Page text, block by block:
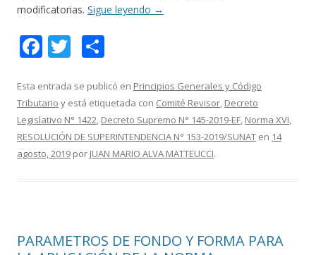
modificatorias. Sigue leyendo →
F
e
b
o
o
T
itt
er
m
p
ar
ti
Esta entrada se publicó en Principios Generales y Código
Tributario y está etiquetada con Comité Revisor, Decreto
Legislativo N° 1422, Decreto Supremo N° 145-2019-EF, Norma XVI,
RESOLUCIÓN DE SUPERINTENDENCIA N° 153-2019/SUNAT en 14
agosto, 2019 por JUAN MARIO ALVA MATTEUCCI.
PARAMETROS DE FONDO Y FORMA PARA